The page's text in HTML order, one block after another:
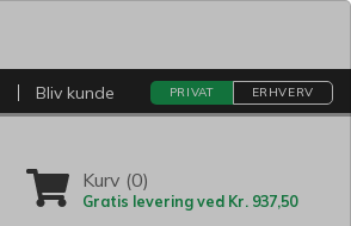
Bliv kunde PRIVAT ERHVERV
Kurv (0)
Gratis levering ved Kr. 937,50